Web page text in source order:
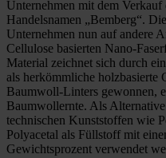
Unternehmen mit dem Verkauf
Handelsnamen „Bemberg“.
Unternehmen nun auf andere
Cellulose basierten Nano-
Material zeichnet sich durch
als herkömmliche holzbasierte
Baumwoll-Linters gewonnen,
Baumwollernte. Als
technischen Kunststoffen wie
Polyacetal als Füllstoff mit
Gewichtsprozent verwendet